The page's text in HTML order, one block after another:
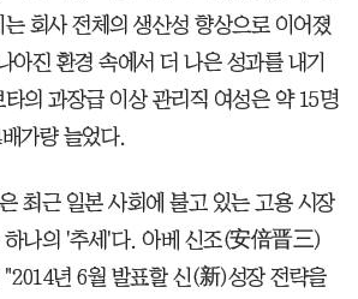
회사 전체의 생산성 향상으로 이어졌
아진 환경 속에서 더 나은 성과를 내기
의 과장급 이상 관리직 여성은 약 15명
가량 늘었다.
최근 일본 사회에 불고 있는 고용 시장
하나의 '추세'다. 아베 신조(安倍晋三)
년 6월 발표할 신(新)성장 전략을